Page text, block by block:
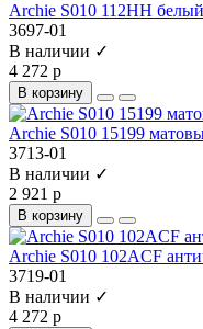
Archie S010 112HH
3697-01
В наличии ✓
4 272 р
В корзину
Archie S010 15199
3713-01
В наличии ✓
2 921 р
В корзину
Archie S010 102ACF
3719-01
В наличии ✓
4 272 р